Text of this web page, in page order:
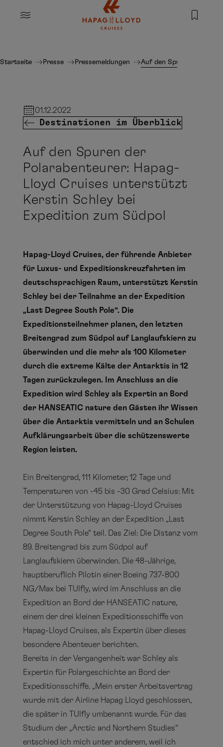
Springe zum Hauptinhalt
MENU
Startseite Presse Pressemeldungen Auf den Spuren der
01.12.2022
Destinationen im Überblick
Auf den Spuren der
Polarabenteurer: Hapag-
Lloyd Cruises unterstützt
Kerstin Schley bei
Expedition zum Südpol
Hapag-Lloyd Cruises, der führende Anbieter
für Luxus- und Expeditionskreuzfahrten im
deutschsprachigen Raum, unterstützt Kerstin
Schley bei der Teilnahme an der Expedition
„Last Degree South Pole“. Die
Expeditionsteilnehmer planen, den letzten
Breitengrad zum Südpol auf Langlaufskiern zu
überwinden und die mehr als 100 Kilometer
durch die extreme Kälte der Antarktis in 12
Tagen zurückzulegen. Im Anschluss an die
Expedition wird Schley als Expertin an Bord
der HANSEATIC nature den Gästen ihr Wissen
über die Antarktis vermitteln und an Schulen
Aufklärungsarbeit über die schützenswerte
Region leisten.
Ein Breitengrad, 111 Kilometer, 12 Tage und
Temperaturen von -45 bis -30 Grad Celsius: Mit
der Unterstützung von Hapag-Lloyd Cruises
nimmt Kerstin Schley an der Expedition „Last
Degree South Pole“ teil. Das Ziel: Die Distanz vom
89. Breitengrad bis zum Südpol auf
Langlaufskiern überwinden. Die 48-Jährige,
hauptberuflich Pilotin einer Boeing 737-800
NG/Max bei TUIfly, wird im Anschluss an die
Expedition an Bord der HANSEATIC nature,
einem der drei kleinen Expeditionsschiffe von
Hapag-Lloyd Cruises, als Expertin über dieses
besondere Abenteuer berichten.
Bereits in der Vergangenheit war Schley als
Expertin für Polargeschichte an Bord der
Expeditionsschiffe. „Mein erster Arbeitsvertrag
wurde mit der Airline Hapag Lloyd geschlossen,
die später in TUIfly umbenannt wurde. Für das
Studium der „Arctic and Northern Studies“
entschied ich mich unter anderem, weil ich